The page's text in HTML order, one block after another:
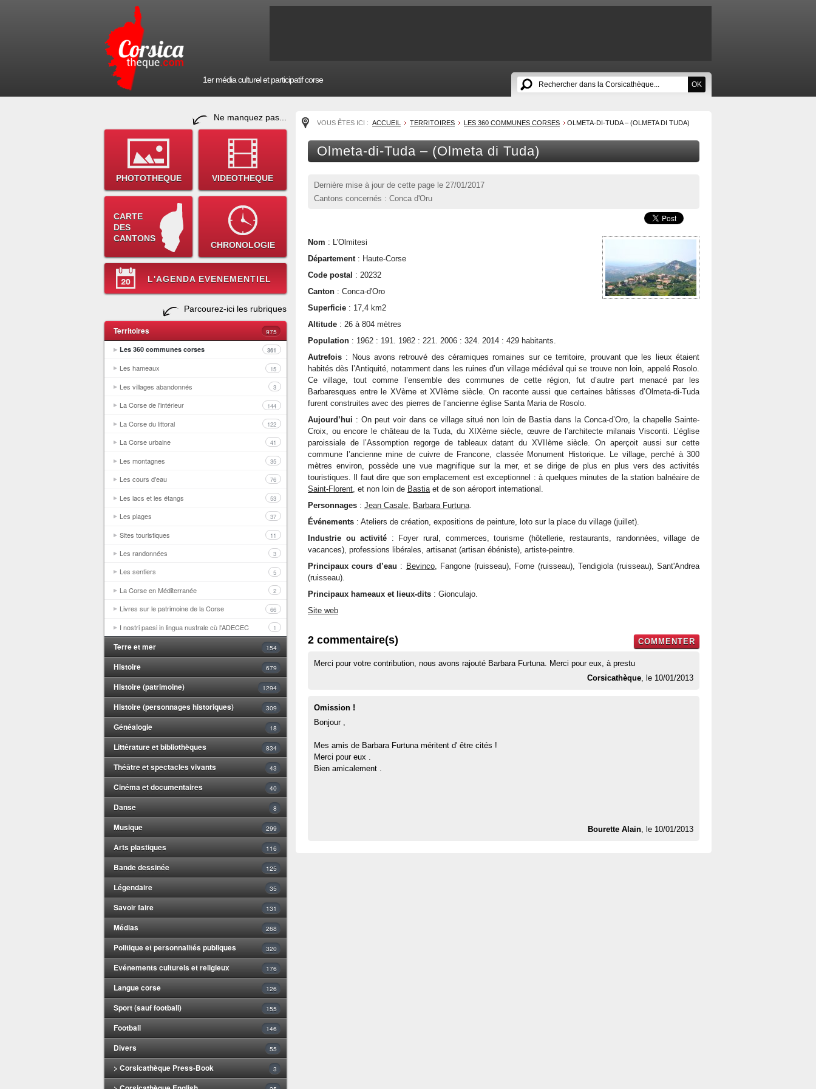
1er média culturel et participatif corse
Ne manquez pas...
PHOTOTHEQUE VIDEOTHEQUE
CARTE
DES
CANTONS
CHRONOLOGIE
L'AGENDA EVENEMENTIEL
Parcourez-ici les rubriques
Territoires
975
Les 360 communes corses
361
Les hameaux 15
Les villages abandonnés 3
La Corse de l'intérieur 144
La Corse du littoral 122
La Corse urbaine 41
Les montagnes 35
Les cours d'eau 76
Les lacs et les étangs 53
Les plages 37
Sites touristiques 11
Les randonnées 3
Les sentiers 5
La Corse en Méditerranée 2
Livres sur le patrimoine de la Corse 66
I nostri paesi in lingua nustrale cù l'ADECEC 1
Terre et mer 154
Histoire 679
Histoire (patrimoine) 1294
Histoire (personnages historiques) 309
Généalogie 18
Littérature et bibliothèques 834
Théâtre et spectacles vivants 43
Cinéma et documentaires 40
Danse 8
Musique 299
Arts plastiques 116
Bande dessinée 125
Légendaire 35
Savoir faire 131
Médias 268
Politique et personnalités publiques 320
Evénements culturels et religieux 176
Langue corse 126
Sport (sauf football) 155
Football 146
Divers 55
> Corsicathèque Press-Book 3
VOUS ÊTES ICI : ACCUEIL TERRITOIRES LES 360 COMMUNES CORSES OLMETA-DI-TUDA – (OLMETA DI TUDA)
Olmeta-di-Tuda – (Olmeta di Tuda)
Dernière mise à jour de cette page le 27/01/2017
Cantons concernés : Conca d'Oru
Nom : L’Olmitesi
Département : Haute-Corse
Code postal : 20232
Canton : Conca-d'Oro
Superficie : 17,4 km2
Altitude : 26 à 804 mètres
Population : 1962 : 191. 1982 : 221. 2006 : 324. 2014 : 429 habitants.
Autrefois : Nous avons retrouvé des céramiques romaines sur ce territoire, prouvant que les lieux étaient
habités dès l’Antiquité, notamment dans les ruines d’un village médiéval qui se trouve non loin, appelé Rosolo.
Ce village, tout comme l’ensemble des communes de cette région, fut d’autre part menacé par les
Barbaresques entre le XVème et XVIème siècle. On raconte aussi que certaines bâtisses d’Olmeta-di-Tuda
furent construites avec des pierres de l’ancienne église Santa Maria de Rosolo.
Aujourd’hui : On peut voir dans ce village situé non loin de Bastia dans la Conca-d’Oro, la chapelle Sainte-
Croix, ou encore le château de la Tuda, du XIXème siècle, œuvre de l’architecte milanais Visconti. L’église
paroissiale de l’Assomption regorge de tableaux datant du XVIIème siècle. On aperçoit aussi sur cette
commune l’ancienne mine de cuivre de Francone, classée Monument Historique. Le village, perché à 300
mètres environ, possède une vue magnifique sur la mer, et se dirige de plus en plus vers des activités
touristiques. Il faut dire que son emplacement est exceptionnel : à quelques minutes de la station balnéaire de
Saint-Florent, et non loin de Bastiaet de son aéroport international.
Personnages : Jean Casale, Barbara Furtuna.
Événements : Ateliers de création, expositions de peinture, loto sur la place du village (juillet).
Industrie ou activité : Foyer rural, commerces, tourisme (hôtellerie, restaurants, randonnées, village de
vacances), professions libérales, artisanat (artisan ébéniste), artiste-peintre.
Principaux cours d’eau : Bevinco, Fangone (ruisseau), Forne (ruisseau), Tendigiola (ruisseau), Sant'Andrea
(ruisseau).
Principaux hameaux et lieux-dits : Gionculajo.
Site web
COMMENTER
2 commentaire(s)
Merci pour votre contribution, nous avons rajouté Barbara Furtuna. Merci pour eux, à prestu
Corsicathèque, le 10/01/2013
Omission !
Bonjour ,
Mes amis de Barbara Furtuna méritent d' être cités !
Merci pour eux .
Bien amicalement .
Bourette Alain, le 10/01/2013